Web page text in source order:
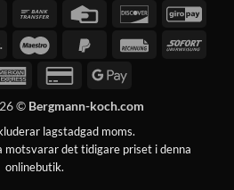
MasterCardBanköverföring
Kreditkort Upptäck
Klarna Maestro
PayPal
Räkning
American
KreditkortGoogle
© Bergmann-koch.com
lagstadgad moms.
motsvarar det tidigare priset i denna
onlinebutik.